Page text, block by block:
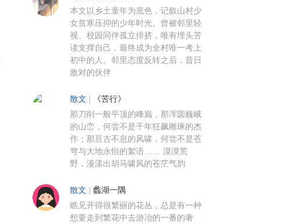
本文以乡土童年为底色，记叙山村少
女贫寒压抑的少年时光。曾被邻里轻
视、校园同伴孤立排挤，唯有埋头苦
读支撑自己，最终成为全村唯一考上
初中的人。邻里态度反转之后，昔日
敌对的伙伴
散文 《苦行》
那刀削一般平顶的峰巅，那浑圆巍峨
的山峦，何尝不是千年狂飙雕琢的杰
作；那亘古不息的风啸，何尝不是苍
穹与大地永恒的絮语…… 漠漠荒
野，漫漾出胡马啸风的苍茫气韵
散文 蠡湖一隅
瞧见开得很繁丽的花丛，总是有一种
想要走到繁花中去游冶的一番的奢